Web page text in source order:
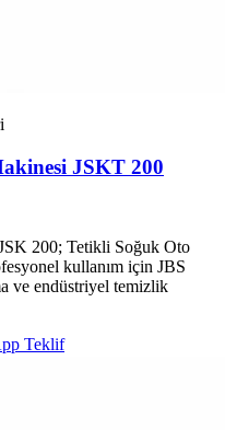
JSKT 200
200; Tetikli Soğuk Oto
kullanım için JBS
ve endüstriyel temizlik
Teklif